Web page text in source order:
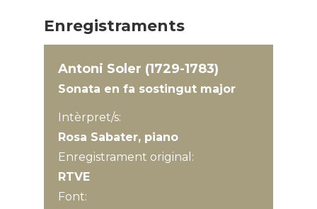
Enregistraments
Antoni Soler (1729-1783)
Sonata en fa sostingut major
Intèrpret/s:
Rosa Sabater, piano
Enregistrament original:
RTVE
Font: